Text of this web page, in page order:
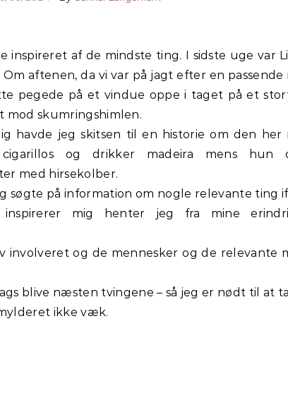
aftenen, da vi var på jagt efter en passende
pegede på et vindue oppe i taget på et
mod skumringshimlen.
havde jeg skitsen til en historie om den
og drikker madeira mens
med hirsekolber.
søgte på information om nogle relevante ting
mig henter jeg fra mine
og de mennesker og de relevante
blive næsten tvingene – så jeg er nødt til at
ikke væk.